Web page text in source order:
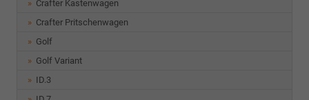
Crafter Kastenwagen
Crafter Pritschenwagen
Golf
Golf Variant
ID.3